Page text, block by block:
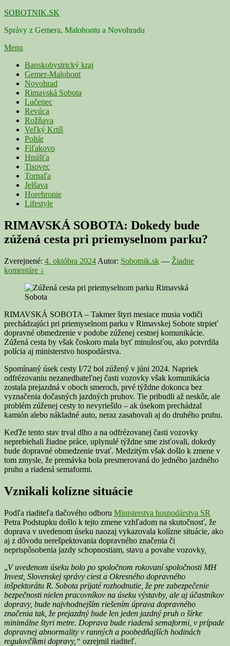
Skip
content
SOBOTNIK.SK
Správy z Gemera, Malohontu a Novohradu
Menu
Primárne
menu
Banskobystrický kraj
Gemer-Malohont
Novohrad
Rimavská Sobota
Lučenec
Revúca
Rožňava
Veľký Krtíš
Poltár
Fiľakovo
Hnúšťa
Tisovec
Tornaľa
Jelšava
Horehronie
Lifestyle
RIMAVSKÁ SOBOTA: Dokedy bude
zúžená cesta pri priemyselnom parku?
Zverejnené: 4. októbra 2024 Autor: Sobotnik.sk — Žiadne
komentáre ↓
RIMAVSKÁ SOBOTA – Takmer štyri mesiace musia vodiči
prechádzajúci pri priemyselnom parku v Rimavskej Sobote strpieť
dopravné obmedzenie v podobe zúženej cestnej komunikácie.
Zúžená cesta by však čoskoro mala byť minulosťou, ako potvrdila
polícia aj ministerstvo hospodárstva.
Spomínaný úsek cesty I/72 bol zúžený v júni 2024. Napriek
odfrézovaniu nezanedbateľnej časti vozovky však komunikácia
zostala prejazdná v oboch smeroch, prvé týždne dokonca bez
vyznačenia dočasných jazdných pruhov. Tie pribudli až neskôr, ale
problém zúženej cesty to nevyriešilo – ak úsekom prechádzal
kamión alebo nákladné auto, neraz zasahovali aj do druhého pruhu.
Keďže tento stav trval dlho a na odfrézovanej časti vozovky
neprebiehali žiadne práce, uplynulé týždne sme zisťovali, dokedy
bude dopravné obmedzenie trvať. Medzitým však došlo k zmene v
tom zmysle, že premávka bola presmerovaná do jedného jazdného
pruhu a riadená semaformi.
Vznikali kolízne situácie
Podľa riaditeľa tlačového odboru Ministerstva hospodárstva SR
Petra Podstupku došlo k tejto zmene vzhľadom na skutočnosť, že
doprava v uvedenom úseku naozaj vykazovala kolízne situácie, ako
aj z dôvodu nerešpektovania dopravného značenia či
neprispôsobenia jazdy schopnostiam, stavu a povahe vozovky.
„V uvedenom úseku bolo po spoločnom rokovaní spoločnosti MH
Invest, Slovenskej správy ciest a Okresného dopravného
inšpektorátu R. Sobota prijaté rozhodnutie, že pre zabezpečenie
bezpečnosti nielen pracovníkov na úseku výstavby, ale aj účastníkov
dopravy, bude najvhodnejším riešením úprava dopravného
značenia tak, že prejazdný bude len jeden jazdný pruh o šírke
minimálne štyri metre. Doprava bude riadená semaformi, v prípade
dopravnej abnormality v ranných a poobedňajších hodinách
regulovčíkmi dopravy,“ ozrejmil riaditeľ.